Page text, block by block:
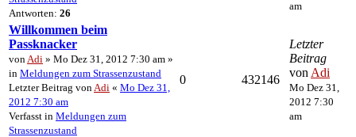
Antworten: 26
am
Willkommen beim
Passknacker
von Adi » Mo Dez 31, 2012 7:30 am »
in Meldungen zum Strassenzustand
Letzter Beitrag von Adi « Mo Dez 31,
2012 7:30 am
Verfasst in Meldungen zum
Strassenzustand
0 432146
Letzter
Beitrag
von Adi
Mo Dez 31,
2012 7:30
am